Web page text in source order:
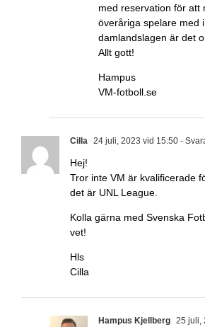
med reservation för att
överåriga spelare med
damlandslagen är det
Allt gott!
Hampus
VM-fotboll.se
Cilla 24 juli, 2023 vid 15:50 -
Hej!
Tror inte VM är kvalificerade
det är UNL League.
Kolla gärna med Svenska
vet!
Hls
Cilla
Hampus Kjellberg 25 juli,